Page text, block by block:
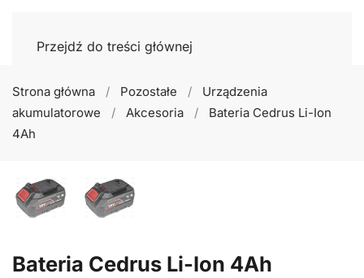
Przejdź do treści głównej
Strona główna Pozostałe
Urządzenia
akumulatorowe
Akcesoria
Bateria Cedrus Li-Ion
4Ah
Bateria Cedrus Li-Ion 4Ah